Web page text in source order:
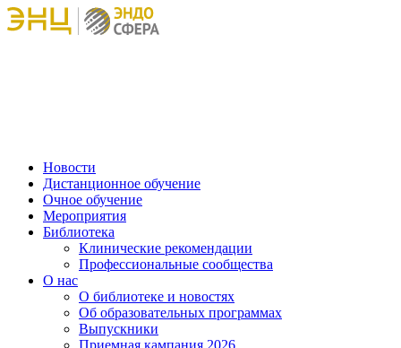
Новости
Дистанционное обучение
Очное обучение
Мероприятия
Библиотека
Клинические рекомендации
Профессиональные сообщества
О нас
О библиотеке и новостях
Об образовательных программах
Выпускники
Приемная кампания 2026